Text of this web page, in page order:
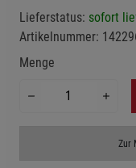
Lieferstatus: sofort
Artikelnummer:
Menge
Zur